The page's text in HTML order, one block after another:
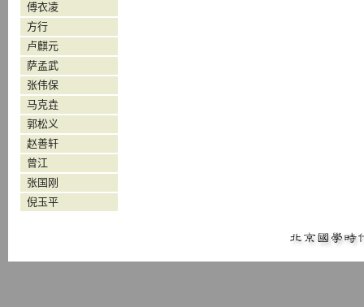
傅衣凌
方行
卢麒元
萨孟武
张伟保
马克垚
郭松义
赵善轩
曾江
张国刚
倪玉平